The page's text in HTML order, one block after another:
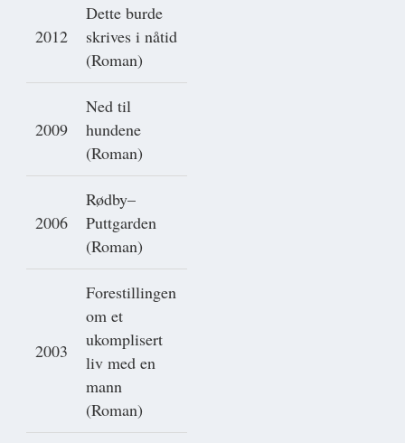
2012
Dette burde
skrives i nåtid
(Roman)
2009
Ned til
hundene
(Roman)
2006
Rødby–
Puttgarden
(Roman)
2003
Forestillingen
om et
ukomplisert
liv med en
mann
(Roman)